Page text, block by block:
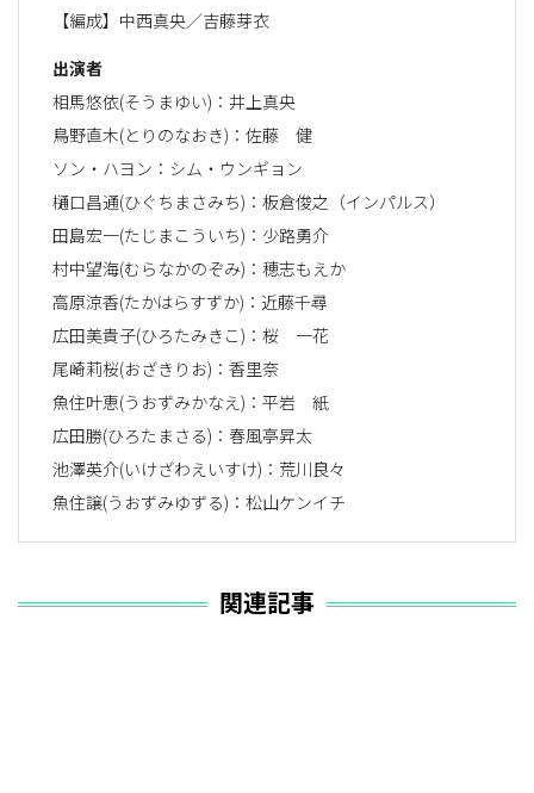
【編成】中西真央／吉藤芽衣
出演者
相馬悠依(そうまゆい)：井上真央
鳥野直木(とりのなおき)：佐藤 健
ソン・ハヨン：シム・ウンギョン
樋口昌通(ひぐちまさみち)：板倉俊之（インパルス）
田島宏一(たじまこういち)：少路勇介
村中望海(むらなかのぞみ)：穂志もえか
高原涼香(たかはらすずか)：近藤千尋
広田美貴子(ひろたみきこ)：桜 一花
尾崎莉桜(おざきりお)：香里奈
魚住叶恵(うおずみかなえ)：平岩 紙
広田勝(ひろたまさる)：春風亭昇太
池澤英介(いけざわえいすけ)：荒川良々
魚住譲(うおずみゆずる)：松山ケンイチ
関連記事